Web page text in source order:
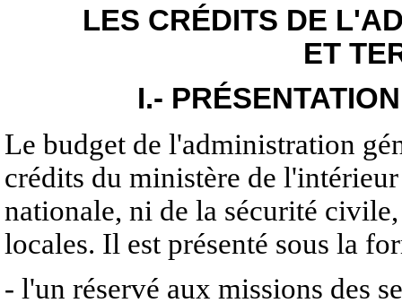
LES CRÉDITS DE
ET
I.-
Le budget de l'administration
crédits du ministère de
nationale, ni de la sécurité
locales. Il est présenté sous la
- l'un réservé aux missions des